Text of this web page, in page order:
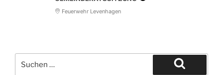
Feuerwehr Levenhagen